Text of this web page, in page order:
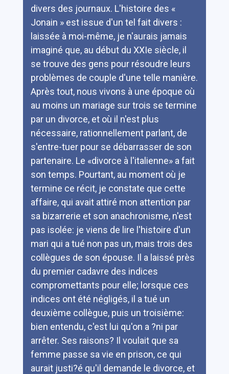
divers des journaux. L'histoire des «
Jonain » est issue d'un tel fait divers :
laissée à moi-même, je n'aurais jamais
imaginé que, au début du XXIe siècle, il
se trouve des gens pour résoudre leurs
problèmes de couple d'une telle manière.
Après tout, nous vivons à une époque où
au moins un mariage sur trois se termine
par un divorce, et où il n'est plus
nécessaire, rationnellement parlant, de
s'entre-tuer pour se débarrasser de son
partenaire. Le «divorce à l'italienne» a fait
son temps. Pourtant, au moment où je
termine ce récit, je constate que cette
affaire, qui avait attiré mon attention par
sa bizarrerie et son anachronisme, n'est
pas isolée: je viens de lire l'histoire d'un
mari qui a tué non pas un, mais trois des
collègues de son épouse. Il a laissé près
du premier cadavre des indices
compromettants pour elle; lorsque ces
indices ont été négligés, il a tué un
deuxième collègue, puis un troisième:
bien entendu, c'est lui qu'on a ?ni par
arrêter. Ses raisons? Il voulait que sa
femme passe sa vie en prison, ce qui
aurait justi?é qu'il demande le divorce, et